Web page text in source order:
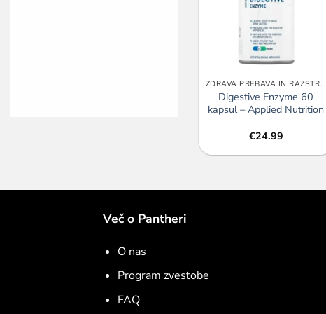
ZDRAVA PREBAVA IN RAZSTRUPLJANJE
Digestive Enzyme 60
kapsul – Applied Nutrition
€24.99
Več o Pantheri
O nas
Program zvestobe
FAQ